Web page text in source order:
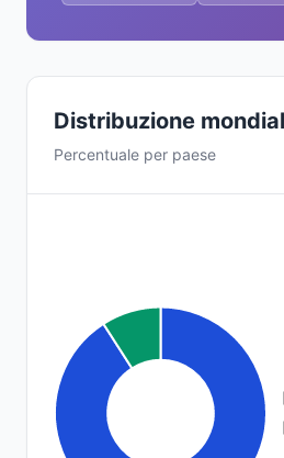
Distribuzione
Percentuale per paese